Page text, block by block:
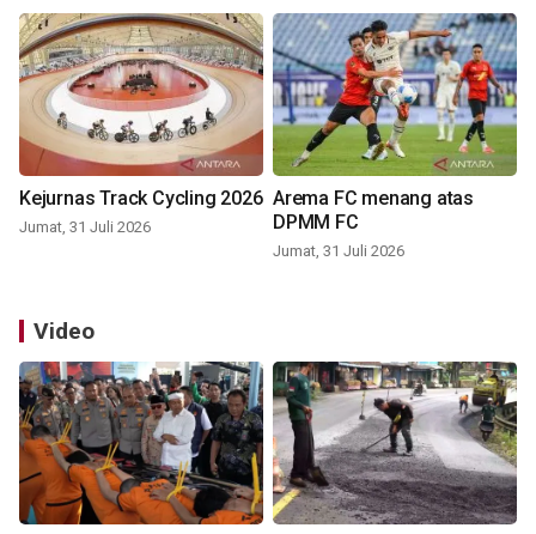
Kejurnas Track Cycling 2026
Jumat, 31 Juli 2026
Arema FC menang atas
DPMM FC
Jumat, 31 Juli 2026
Video